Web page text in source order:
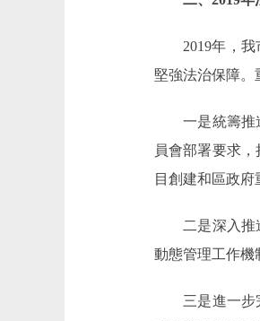
2019年，我市
堅強法治保障。
一是統籌推進
員會部署要求
目創建和區政府
二是深入推進
動態管理工作機
三是進一步完